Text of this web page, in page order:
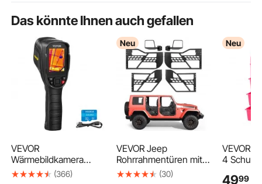
Das könnte Ihnen auch gefallen
VEVOR
Wärmebildkamera
240x180 IR-Auflösung
(366)
Neu
VEVOR Jeep
Rohrrahmentüren mit
DOT-zertifizierten
(30)
Neu
VEVOR
4
4999